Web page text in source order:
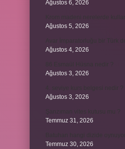
Ağustos 6, 2026
Ağustos 5, 2026
Ağustos 4, 2026
Ağustos 3, 2026
Ağustos 3, 2026
Temmuz 31, 2026
Temmuz 30, 2026